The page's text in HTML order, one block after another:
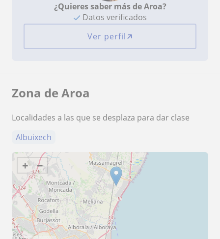
¿Quieres saber más de Aroa?
Datos verificados
Ver perfil
Zona de Aroa
Localidades a las que se desplaza para dar clase
Albuixech
+ −